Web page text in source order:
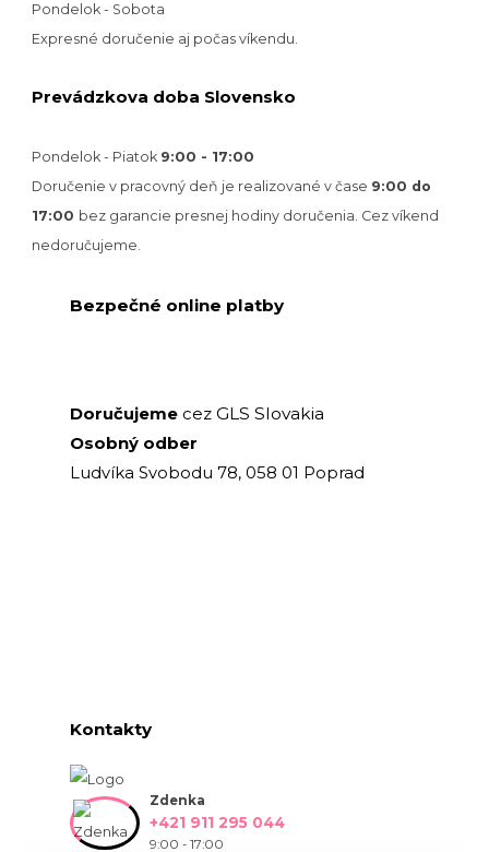
Pondelok - Sobota
Expresné doručenie aj počas víkendu.
Prevádzkova doba Slovensko
Pondelok - Piatok 9:00 - 17:00
Doručenie v pracovný deň je realizované v čase 9:00 do
17:00 bez garancie presnej hodiny doručenia. Cez víkend
nedoručujeme.
Bezpečné online platby
Doručujeme cez GLS Slovakia
Osobný odber
Ludvíka Svobodu 78, 058 01 Poprad
Kontakty
Zdenka
+421 911 295 044
9:00 - 17:00